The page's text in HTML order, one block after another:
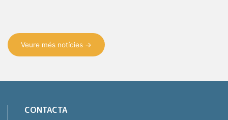
Veure més notícies →
CONTACTA